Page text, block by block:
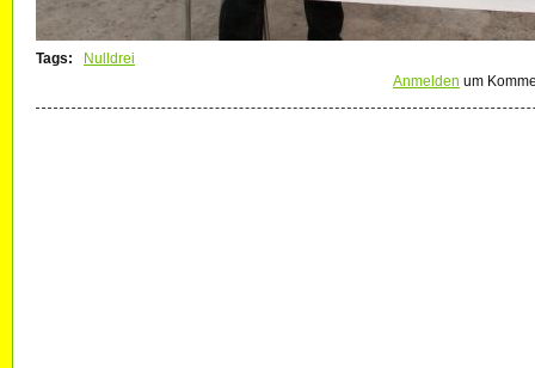
Tags:
Nulldrei
Anmelden um